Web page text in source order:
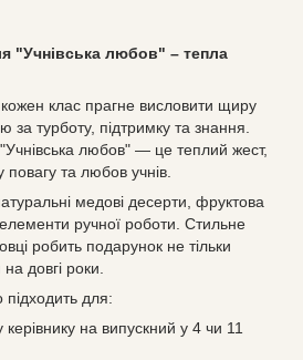
"Учнівська любов" – тепла
клас прагне висловити щиру
за турботу, підтримку та знання.
любов" — це теплий жест,
та любов учнів.
медові десерти, фруктова
ручної роботи. Стильне
робить подарунок не тільки
довгі роки.
для:
на випускний у 4 чи 11